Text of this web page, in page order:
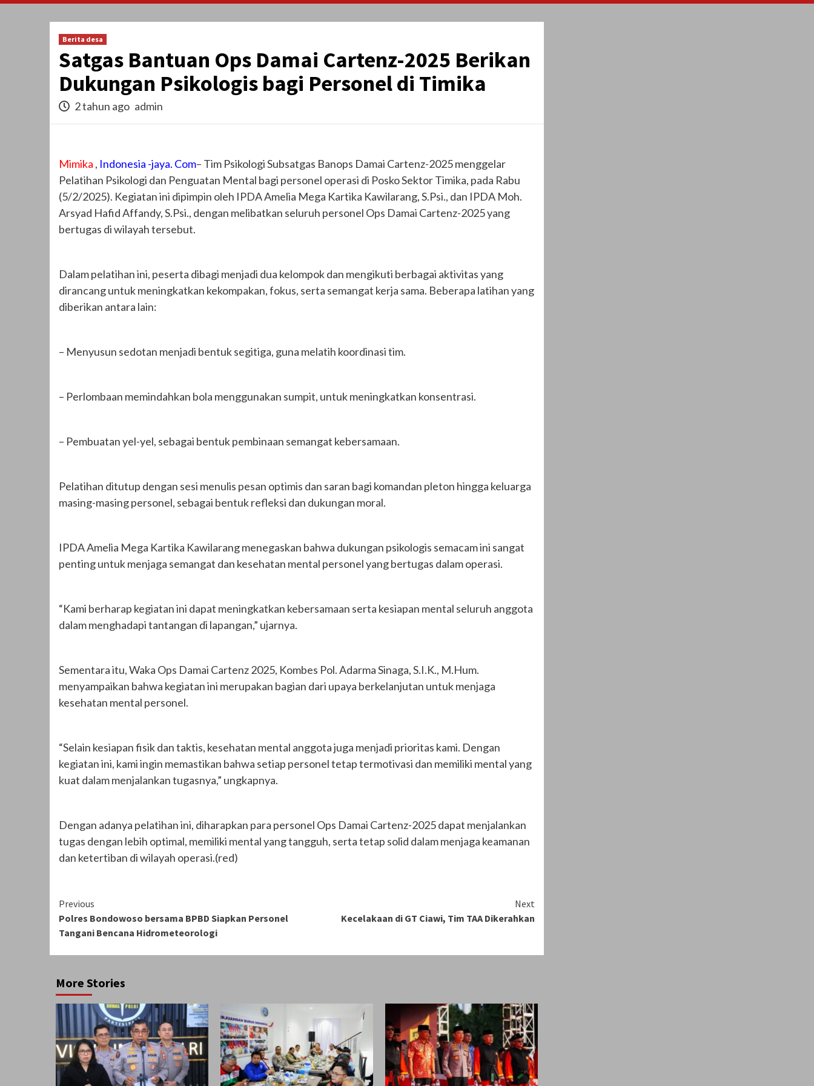
Berita desa
Satgas Bantuan Ops Damai Cartenz-2025 Berikan
Dukungan Psikologis bagi Personel di Timika
2 tahun ago admin
Mimika , Indonesia -jaya. Com– Tim Psikologi Subsatgas Banops Damai Cartenz-2025 menggelar
Pelatihan Psikologi dan Penguatan Mental bagi personel operasi di Posko Sektor Timika, pada Rabu
(5/2/2025). Kegiatan ini dipimpin oleh IPDA Amelia Mega Kartika Kawilarang, S.Psi., dan IPDA Moh.
Arsyad Hafid Affandy, S.Psi., dengan melibatkan seluruh personel Ops Damai Cartenz-2025 yang
bertugas di wilayah tersebut.
Dalam pelatihan ini, peserta dibagi menjadi dua kelompok dan mengikuti berbagai aktivitas yang
dirancang untuk meningkatkan kekompakan, fokus, serta semangat kerja sama. Beberapa latihan yang
diberikan antara lain:
– Menyusun sedotan menjadi bentuk segitiga, guna melatih koordinasi tim.
– Perlombaan memindahkan bola menggunakan sumpit, untuk meningkatkan konsentrasi.
– Pembuatan yel-yel, sebagai bentuk pembinaan semangat kebersamaan.
Pelatihan ditutup dengan sesi menulis pesan optimis dan saran bagi komandan pleton hingga keluarga
masing-masing personel, sebagai bentuk refleksi dan dukungan moral.
IPDA Amelia Mega Kartika Kawilarang menegaskan bahwa dukungan psikologis semacam ini sangat
penting untuk menjaga semangat dan kesehatan mental personel yang bertugas dalam operasi.
“Kami berharap kegiatan ini dapat meningkatkan kebersamaan serta kesiapan mental seluruh anggota
dalam menghadapi tantangan di lapangan,” ujarnya.
Sementara itu, Waka Ops Damai Cartenz 2025, Kombes Pol. Adarma Sinaga, S.I.K., M.Hum.
menyampaikan bahwa kegiatan ini merupakan bagian dari upaya berkelanjutan untuk menjaga
kesehatan mental personel.
“Selain kesiapan fisik dan taktis, kesehatan mental anggota juga menjadi prioritas kami. Dengan
kegiatan ini, kami ingin memastikan bahwa setiap personel tetap termotivasi dan memiliki mental yang
kuat dalam menjalankan tugasnya,” ungkapnya.
Dengan adanya pelatihan ini, diharapkan para personel Ops Damai Cartenz-2025 dapat menjalankan
tugas dengan lebih optimal, memiliki mental yang tangguh, serta tetap solid dalam menjaga keamanan
dan ketertiban di wilayah operasi.(red)
Continue
Reading
Previous
Polres Bondowoso bersama BPBD Siapkan Personel
Tangani Bencana Hidrometeorologi
Next
Kecelakaan di GT Ciawi, Tim TAA Dikerahkan
More Stories